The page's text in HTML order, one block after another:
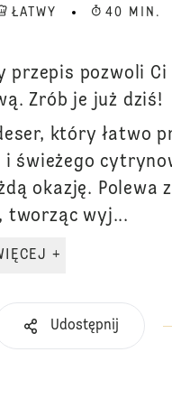
ŁATWY 40 MIN.
przepis pozwoli
Zrób je już dziś!
który łatwo
świeżego
okazję. Polewa
tworząc wyj...
POKAŻ WIĘCEJ +
Udostępnij